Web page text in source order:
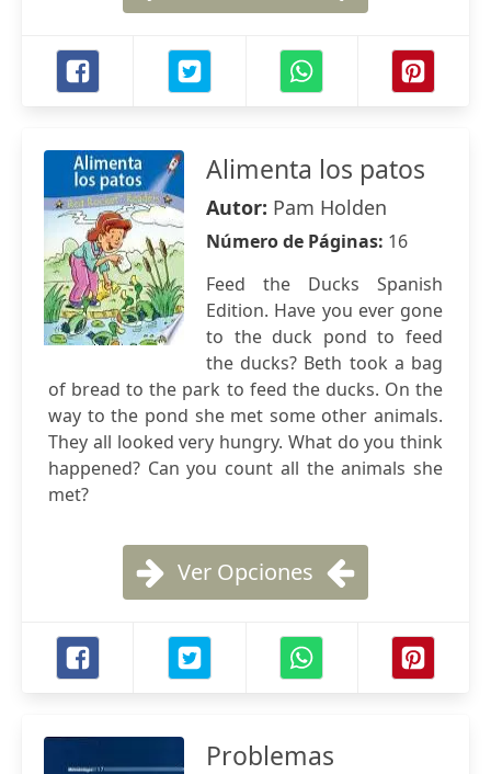
Alimenta los patos
Autor: Pam Holden
Número de Páginas: 16
Feed the Ducks Spanish
Edition. Have you ever gone
to the duck pond to feed
the ducks? Beth took a bag
of bread to the park to feed the ducks. On the
way to the pond she met some other animals.
They all looked very hungry. What do you think
happened? Can you count all the animals she
met?
Ver Opciones
Problemas